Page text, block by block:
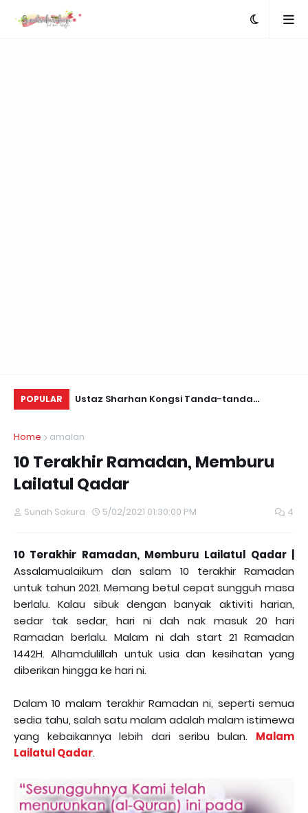
POPULAR
Retreats,
Ustaz Sharhan Kongsi Tanda-tanda
Home
amalan
10 Terakhir Ramadan, Memburu
Lailatul Qadar
Sunah Sakura 5/02/2021 01:30:00 PM 4
10 Terakhir Ramadan, Memburu Lailatul Qadar |
Assalamualaikum dan salam 10 terakhir Ramadan
untuk tahun 2021. Memang betul cepat sungguh masa
berlalu. Kalau sibuk dengan banyak aktiviti harian,
sedar tak sedar, hari ni dah nak masuk 20 hari
Ramadan berlalu. Malam ni dah start 21 Ramadan
1442H. Alhamdulillah untuk usia dan kesihatan yang
diberikan hingga ke hari ni.
Dalam 10 malam terakhir Ramadan ni, seperti semua
sedia tahu, salah satu malam adalah malam istimewa
yang kebaikannya lebih dari seribu bulan. Malam
Lailatul Qadar.